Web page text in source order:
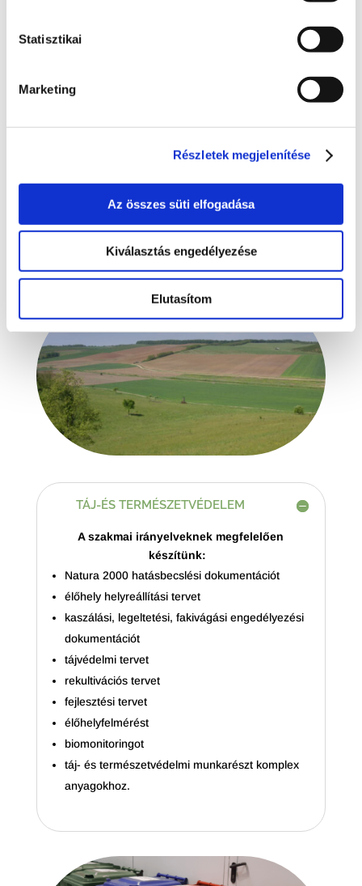
Statisztikai
Marketing
Részletek megjelenítése
Az összes süti elfogadása
Kiválasztás engedélyezése
Elutasítom
kármentesítésről
hatásvizsgálat, egységes környezethasználati
engedély stb.),
környezetvédelmi megbízotti feladatokról
környezetirányításról
TÁJ-ÉS TERMÉSZETVÉDELEM
A szakmai irányelveknek megfelelően
készítünk:
Natura 2000 hatásbecslési dokumentációt
élőhely helyreállítási tervet
kaszálási, legeltetési, fakivágási engedélyezési
dokumentációt
tájvédelmi tervet
rekultivációs tervet
fejlesztési tervet
élőhelyfelmérést
biomonitoringot
táj- és természetvédelmi munkarészt komplex
anyagokhoz.